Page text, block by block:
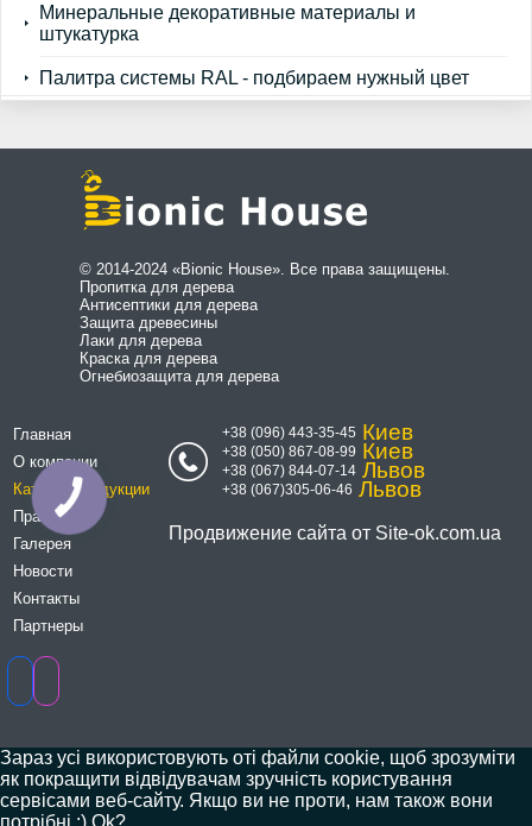
Минеральные декоративные материалы и
штукатурка
Палитра системы RAL - подбираем нужный цвет
© 2014-2024 «Bionic House». Все права защищены.
Пропитка для дерева
Антисептики для дерева
Защита древесины
Лаки для дерева
Краска для дерева
Огнебиозащита для дерева
Главная
О компании
Каталог продукции
Прайсы
Галерея
Новости
Контакты
Партнеры
+38 (096) 443-35-45 Киев
+38 (050) 867-08-99 Киев
+38 (067) 844-07-14 Львов
+38 (067)305-06-46 Львов
Продвижение сайта от Site-ok.com.ua
Зараз усі використовують оті файли cookie, щоб зрозуміти
як покращити відвідувачам зручність користування
сервісами веб-сайту. Якщо ви не проти, нам також вони
потрібні :) Ok?